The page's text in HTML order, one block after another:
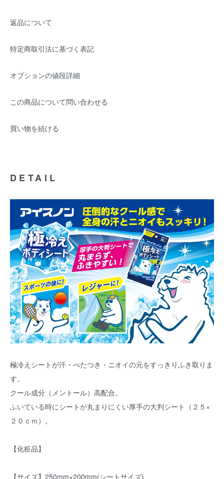
返品について
特定商取引法に基づく表記
オプションの値段詳細
この商品について問い合わせる
買い物を続ける
DETAIL
極冷えシートが汗・べたつき・ニオイの元をすっきりふき取りま
す。
クール成分（メントール）高配合。
ふいている時にシートが丸まりにくい厚手の大判シート（２５×
２０ｃｍ）。
【化粧品】
【サイズ】250mm×200mm(シートサイズ)